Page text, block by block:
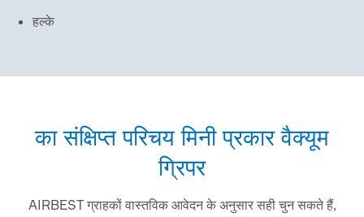
हल्के
का संक्षिप्त परिचय मिनी प्रकार वैक्यूम
ग्रिपर
AIRBEST ग्राहकों वास्तविक आवेदन के अनुसार सही चुन सकते हैं,